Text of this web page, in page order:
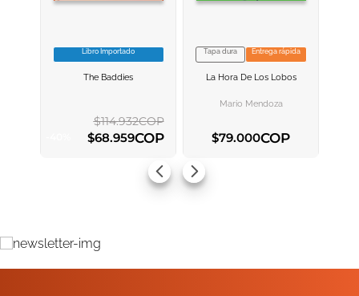
VER INFORMACION
Libro Importado
The Baddies
$114.932COP
$68.959COP
VER INFORMACION
Tapa dura Entrega rápida
La Hora De Los Lobos
Mario Mendoza
$79.000COP